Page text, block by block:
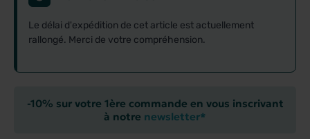
Le délai d'expédition de cet article est actuellement
rallongé. Merci de votre compréhension.
-10% sur votre 1ère commande en vous inscrivant
à notre newsletter*